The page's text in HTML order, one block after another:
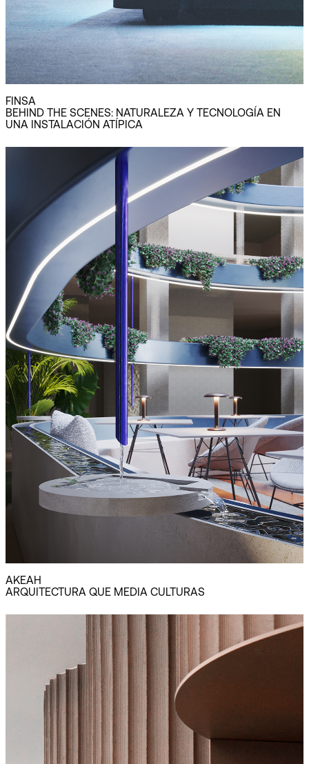
FINSA
BEHIND THE SCENES: NATURALEZA Y TECNOLOGÍA EN
UNA INSTALACIÓN ATÍPICA
AKEAH
ARQUITECTURA QUE MEDIA CULTURAS